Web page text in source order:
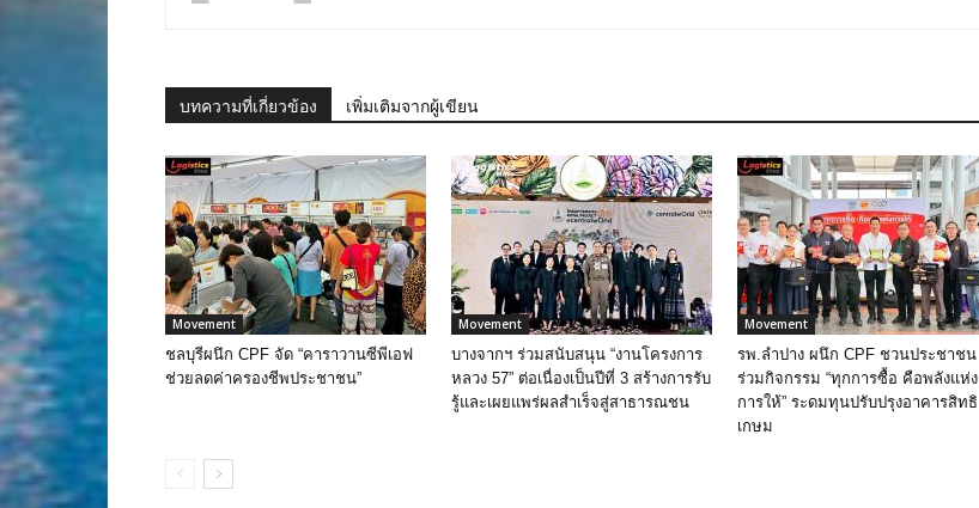
บทความที่เกี่ยวข้อง เพิ่มเติมจากผู้เขียน
Movement
ชลบุรีผนึก CPF จัด “คาราวานซีพีเอฟ
ช่วยลดค่าครองชีพประชาชน”
Movement
บางจากฯ ร่วมสนับสนุน “งานโครงการ
หลวง 57” ต่อเนื่องเป็นปีที่ 3 สร้างการรับ
รู้และเผยแพร่ผลสำเร็จสู่สาธารณชน
Movement
รพ.ลำปาง ผนึก CPF ชวนประชาชน
ร่วมกิจกรรม “ทุกการซื้อ คือพลังแห่ง
การให้” ระดมทุนปรับปรุงอาคารสิทธิ
เกษม